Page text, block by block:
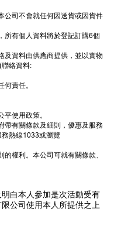
公司不會就任何因送貨或因貨件
所有個人資料將於登記訂購6個
及資料由供應商提供，並以實物
絡資料:
責任。
使用政策。
帶有關條款及細則，優惠及服務
熱線1033或瀏覽
權利。本公司可就有關條款、
白本人參加是次活動受有
公司使用本人所提供之上